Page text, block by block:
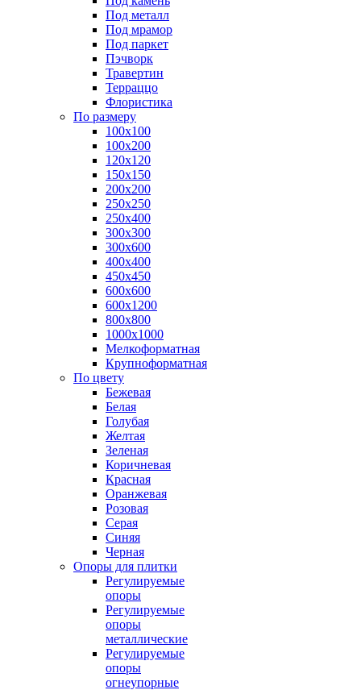
Под металл
Под мрамор
Под паркет
Пэчворк
Травертин
Терраццо
Флористика
По размеру
100х100
100х200
120х120
150х150
200х200
250х250
250х400
300х300
300х600
400х400
450х450
600х600
600х1200
800х800
1000х1000
Мелкоформатная
Крупноформатная
По цвету
Бежевая
Белая
Голубая
Желтая
Зеленая
Коричневая
Красная
Оранжевая
Розовая
Серая
Синяя
Черная
Опоры для плитки
Регулируемые
опоры
Регулируемые
опоры
металлические
Регулируемые
опоры
огнеупорные